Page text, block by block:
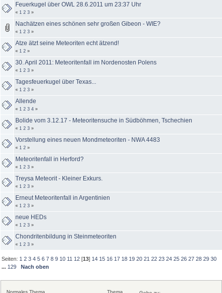
Feuerkugel über OWL 28.6.2011 um 23:37 Uhr
« 1 2 3 »
Nachätzen eines schönen sehr großen Gibeon - WIE?
« 1 2 3 »
Atze ätzt seine Meteoriten echt ätzend!
« 1 2 »
30. April 2011: Meteoritenfall im Nordenosten Polens
« 1 2 3 »
Tagesfeuerkugel über Texas...
« 1 2 3 »
Allende
« 1 2 3 4 »
Bolide vom 3.12.17 - Meteoritensuche in Südböhmen, Tschechien
« 1 2 3 »
Vorstellung eines neuen Mondmeteoriten - NWA 4483
« 1 2 »
Meteoritenfall in Herford?
« 1 2 3 »
Treysa Meteorit - Kleiner Exkurs.
« 1 2 3 »
Erneut Meteoritenfall in Argentinien
« 1 2 3 »
neue HEDs
« 1 2 3 »
Chondritenbildung in Steinmeteoriten
« 1 2 3 »
Seiten: 1 2 3 4 5 6 7 8 9 10 11 12 [13] 14 15 16 17 18 19 20 21 22 23 24 25 26 27 28 29 30
... 129 Nach oben
Normales Thema Thema